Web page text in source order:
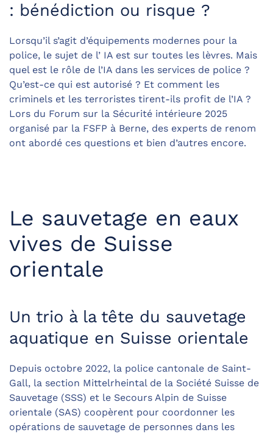
: bénédiction ou risque ?
Lorsqu’il s’agit d’équipements modernes pour la
police, le sujet de l’ IA est sur toutes les lèvres. Mais
quel est le rôle de l’IA dans les services de police ?
Qu’est-ce qui est autorisé ? Et comment les
criminels et les terroristes tirent-ils profit de l’IA ?
Lors du Forum sur la Sécurité intérieure 2025
organisé par la FSFP à Berne, des experts de renom
ont abordé ces questions et bien d’autres encore.
Le sauvetage en eaux
vives de Suisse
orientale
Un trio à la tête du sauvetage
aquatique en Suisse orientale
Depuis octobre 2022, la police cantonale de Saint-
Gall, la section Mittelrheintal de la Société Suisse de
Sauvetage (SSS) et le Secours Alpin de Suisse
orientale (SAS) coopèrent pour coordonner les
opérations de sauvetage de personnes dans les